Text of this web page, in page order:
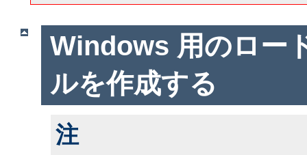
Windows 用のロー
ルを作成する
注